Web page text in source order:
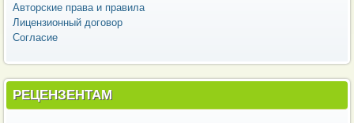
Авторские права и правила
Лицензионный договор
Согласие
РЕЦЕНЗЕНТАМ